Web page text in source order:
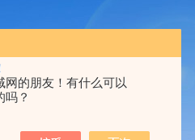
网的朋友！有什么可以
吗？